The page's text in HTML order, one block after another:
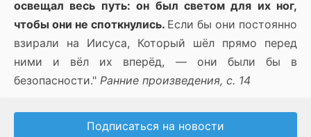
освещал весь путь: он был светом для их ног,
чтобы они не споткнулись. Если бы они постоянно
взирали на Иисуса, Который шёл прямо перед
ними и вёл их вперёд, — они были бы в
безопасности." Ранние произведения, с. 14
Подписаться на новости